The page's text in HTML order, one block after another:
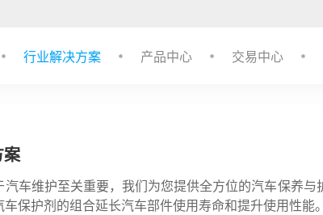
行业解决方案 产品中心 交易中心
车维护至关重要，我们为您提供全方位的汽车保养与
保护剂的组合延长汽车部件使用寿命和提升使用性能。